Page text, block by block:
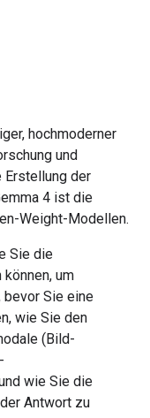
hochmoderner
und
Erstellung der
4 ist die
Weight-Modellen.
Sie die
um
bevor Sie eine
wie Sie den
(Bild-
wie Sie die
Antwort zu